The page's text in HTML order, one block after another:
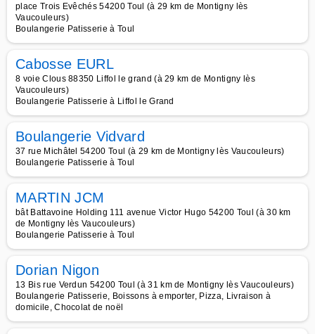
place Trois Evêchés 54200 Toul (à 29 km de Montigny lès
Vaucouleurs)
Boulangerie Patisserie à Toul
Cabosse EURL
8 voie Clous 88350 Liffol le grand (à 29 km de Montigny lès
Vaucouleurs)
Boulangerie Patisserie à Liffol le Grand
Boulangerie Vidvard
37 rue Michâtel 54200 Toul (à 29 km de Montigny lès Vaucouleurs)
Boulangerie Patisserie à Toul
MARTIN JCM
bât Battavoine Holding 111 avenue Victor Hugo 54200 Toul (à 30 km
de Montigny lès Vaucouleurs)
Boulangerie Patisserie à Toul
Dorian Nigon
13 Bis rue Verdun 54200 Toul (à 31 km de Montigny lès Vaucouleurs)
Boulangerie Patisserie, Boissons à emporter, Pizza, Livraison à
domicile, Chocolat de noël